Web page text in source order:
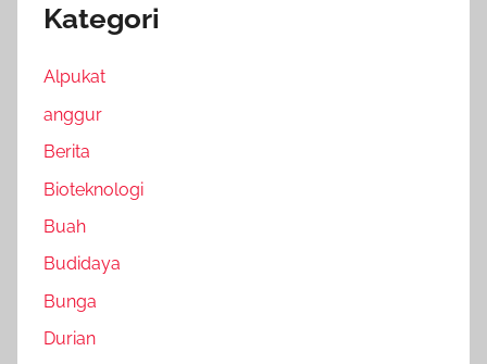
Kategori
Alpukat
anggur
Berita
Bioteknologi
Buah
Budidaya
Bunga
Durian